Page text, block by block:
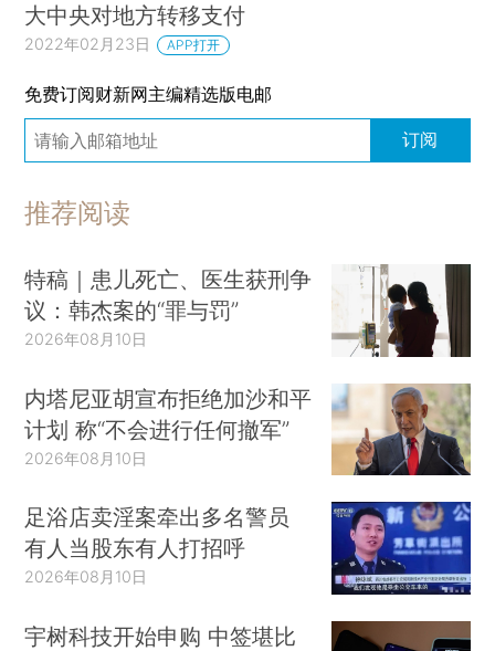
大中央对地方转移支付
2022年02月23日 APP打开
免费订阅财新网主编精选版电邮
订阅
推荐阅读
特稿｜患儿死亡、医生获刑争
议：韩杰案的“罪与罚”
2026年08月10日
内塔尼亚胡宣布拒绝加沙和平
计划 称“不会进行任何撤军”
2026年08月10日
足浴店卖淫案牵出多名警员
有人当股东有人打招呼
2026年08月10日
宇树科技开始申购 中签堪比